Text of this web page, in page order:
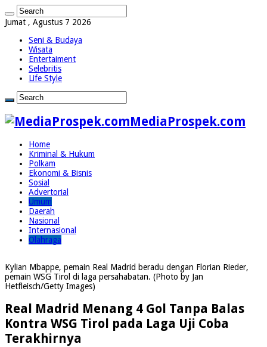
Jumat , Agustus 7 2026
Seni & Budaya
Wisata
Entertaiment
Selebritis
Life Style
MediaProspek.com
Home
Kriminal & Hukum
Polkam
Ekonomi & Bisnis
Sosial
Advertorial
Umum
Daerah
Nasional
Internasional
Olahraga
Kylian Mbappe, pemain Real Madrid beradu dengan Florian Rieder,
pemain WSG Tirol di laga persahabatan. (Photo by Jan
Hetfleisch/Getty Images)
Real Madrid Menang 4 Gol Tanpa Balas
Kontra WSG Tirol pada Laga Uji Coba
Terakhirnya